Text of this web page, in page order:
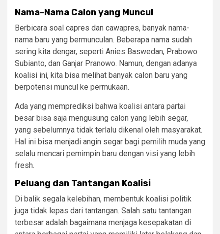
Nama-Nama Calon yang Muncul
Berbicara soal capres dan cawapres, banyak nama-
nama baru yang bermunculan. Beberapa nama sudah
sering kita dengar, seperti Anies Baswedan, Prabowo
Subianto, dan Ganjar Pranowo. Namun, dengan adanya
koalisi ini, kita bisa melihat banyak calon baru yang
berpotensi muncul ke permukaan.
Ada yang memprediksi bahwa koalisi antara partai
besar bisa saja mengusung calon yang lebih segar,
yang sebelumnya tidak terlalu dikenal oleh masyarakat.
Hal ini bisa menjadi angin segar bagi pemilih muda yang
selalu mencari pemimpin baru dengan visi yang lebih
fresh.
Peluang dan Tantangan Koalisi
Di balik segala kelebihan, membentuk koalisi politik
juga tidak lepas dari tantangan. Salah satu tantangan
terbesar adalah bagaimana menjaga kesepakatan di